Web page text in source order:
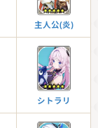
主人公(炎)
シトラリ